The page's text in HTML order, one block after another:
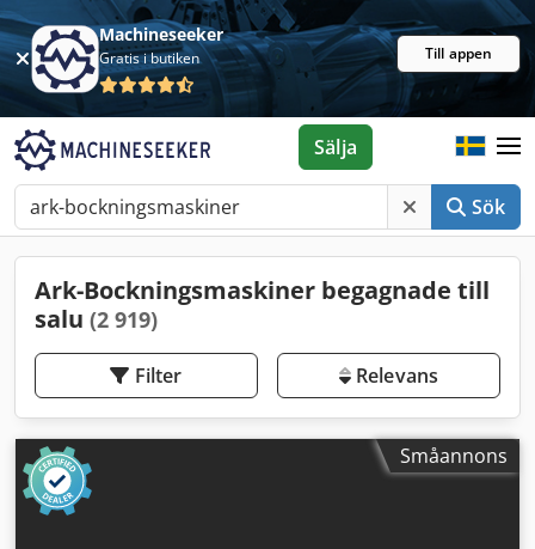
Machineseeker
Gratis i butiken Till appen
Sök
Sälja
Ark-Bockningsmaskiner begagnade till
salu (2 919)
Filter Relevans
Småannons